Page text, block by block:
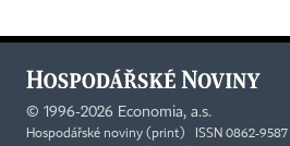
© 1996-2026 Economia, a.s.
Hospodářské noviny (print) ISSN 0862-9587